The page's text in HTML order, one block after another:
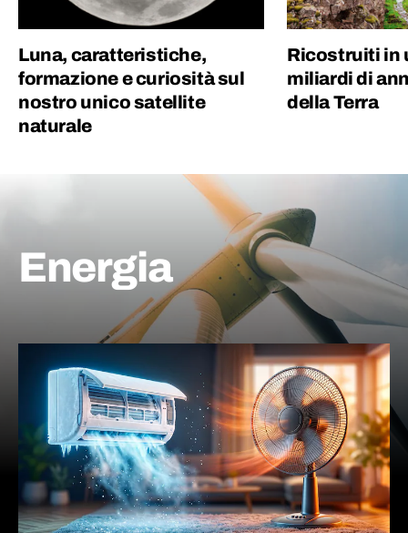
Luna, caratteristiche,
formazione e curiosità sul
nostro unico satellite
naturale
Ricostruiti in
miliardi di
della Terra
Energia